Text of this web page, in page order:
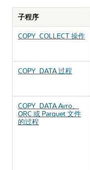
子程序
COPY_COLLECT 操作
COPY_DATA 过程
COPY_DATA Avro、
ORC 或 Parquet 文件
的过程